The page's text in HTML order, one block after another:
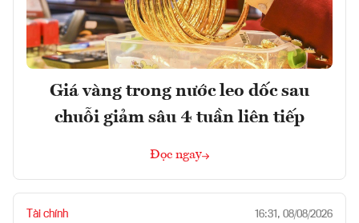
Giá vàng trong nước leo dốc sau
chuỗi giảm sâu 4 tuần liên tiếp
Đọc ngay
Tài chính 16:31, 08/08/2026